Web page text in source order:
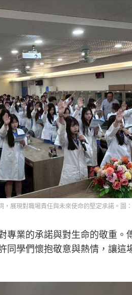
，展現對職場責任與未來使命的堅定承諾。圖
業的承諾與對生命的敬重。
同學們懷抱敬意與熱情，讓這